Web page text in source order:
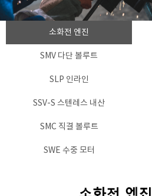
소화전 엔진
SMV 다단 볼루트
SLP 인라인
SSV-S 스텐레스 내산
SMC 직결 볼루트
SWE 수중 모터